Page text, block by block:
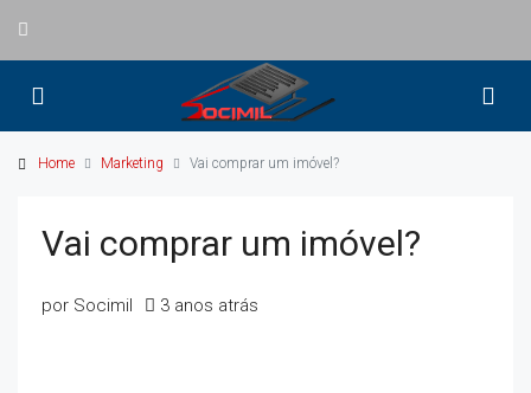
Home Marketing Vai comprar um imóvel?
Vai comprar um imóvel?
por Socimil 3 anos atrás